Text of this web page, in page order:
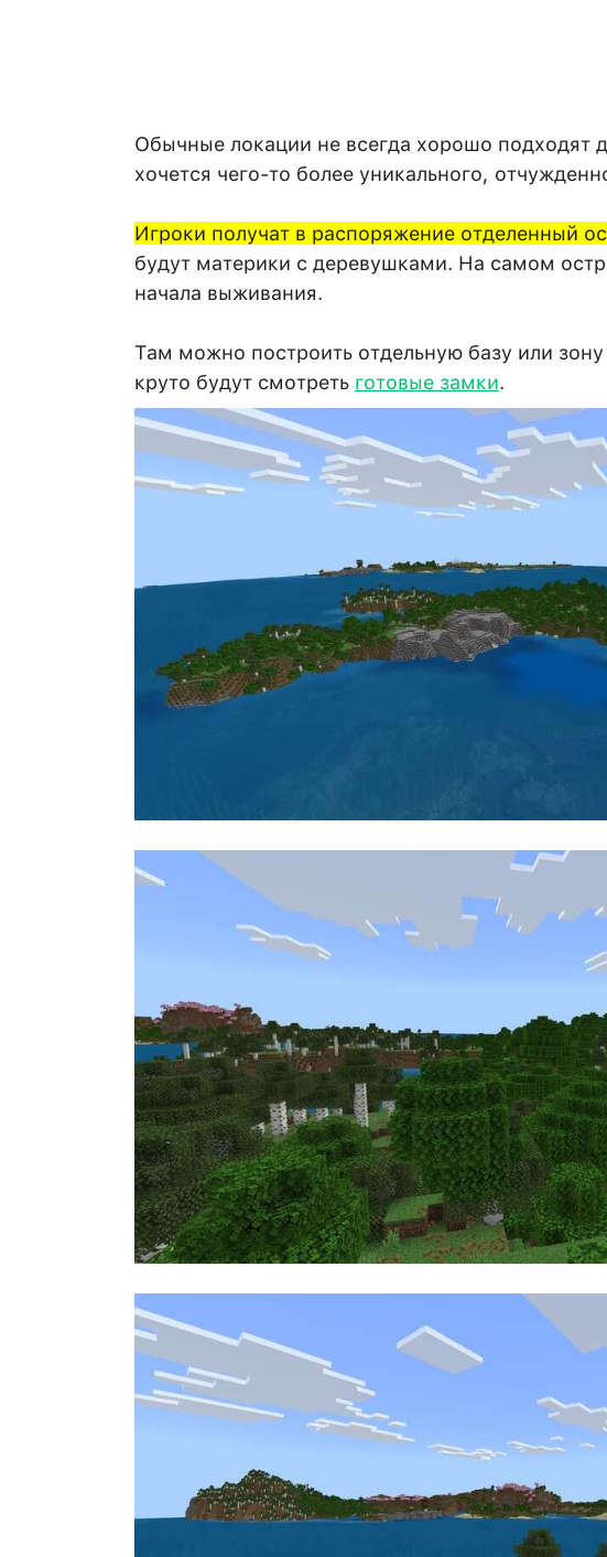
Обычные локации не всегда хорошо подходят
хочется чего-то более уникального,
Игроки получат в распоряжение отделенный
будут материки с деревушками. На самом
начала выживания.
Там можно построить отдельную базу или
круто будут смотреть готовые замки.